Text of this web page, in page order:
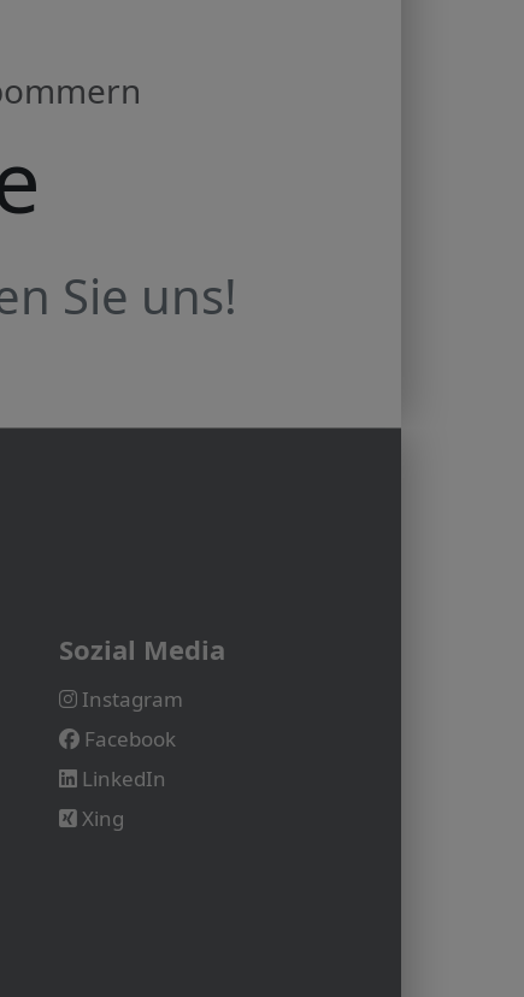
Sie uns!
Sozial Media
Instagram
Facebook
LinkedIn
Xing